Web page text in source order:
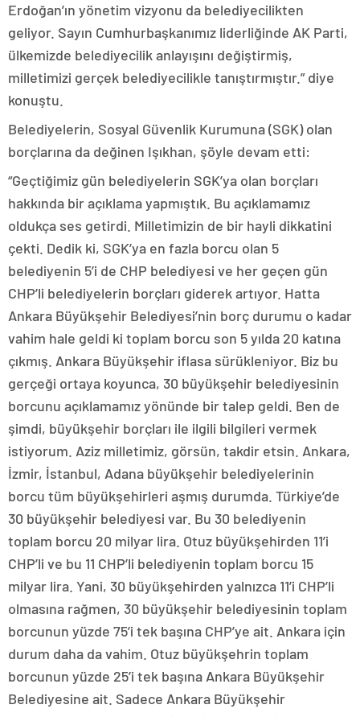
Erdoğan’ın yönetim vizyonu da belediyecilikten
geliyor. Sayın Cumhurbaşkanımız liderliğinde AK Parti,
ülkemizde belediyecilik anlayışını değiştirmiş,
milletimizi gerçek belediyecilikle tanıştırmıştır.” diye
konuştu.
Belediyelerin, Sosyal Güvenlik Kurumuna (SGK) olan
borçlarına da değinen Işıkhan, şöyle devam etti:
“Geçtiğimiz gün belediyelerin SGK’ya olan borçları
hakkında bir açıklama yapmıştık. Bu açıklamamız
oldukça ses getirdi. Milletimizin de bir hayli dikkatini
çekti. Dedik ki, SGK’ya en fazla borcu olan 5
belediyenin 5’i de CHP belediyesi ve her geçen gün
CHP’li belediyelerin borçları giderek artıyor. Hatta
Ankara Büyükşehir Belediyesi’nin borç durumu o kadar
vahim hale geldi ki toplam borcu son 5 yılda 20 katına
çıkmış. Ankara Büyükşehir iflasa sürükleniyor. Biz bu
gerçeği ortaya koyunca, 30 büyükşehir belediyesinin
borcunu açıklamamız yönünde bir talep geldi. Ben de
şimdi, büyükşehir borçları ile ilgili bilgileri vermek
istiyorum. Aziz milletimiz, görsün, takdir etsin. Ankara,
İzmir, İstanbul, Adana büyükşehir belediyelerinin
borcu tüm büyükşehirleri aşmış durumda. Türkiye’de
30 büyükşehir belediyesi var. Bu 30 belediyenin
toplam borcu 20 milyar lira. Otuz büyükşehirden 11’i
CHP’li ve bu 11 CHP’li belediyenin toplam borcu 15
milyar lira. Yani, 30 büyükşehirden yalnızca 11’i CHP’li
olmasına rağmen, 30 büyükşehir belediyesinin toplam
borcunun yüzde 75’i tek başına CHP’ye ait. Ankara için
durum daha da vahim. Otuz büyükşehrin toplam
borcunun yüzde 25’i tek başına Ankara Büyükşehir
Belediyesine ait. Sadece Ankara Büyükşehir